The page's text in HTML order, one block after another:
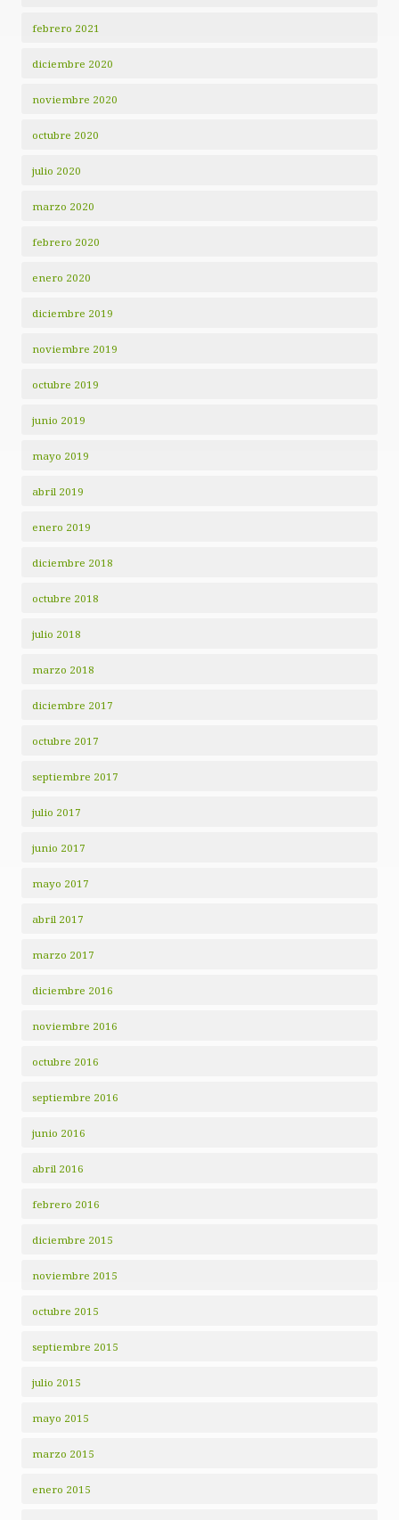
febrero 2021
diciembre 2020
noviembre 2020
octubre 2020
julio 2020
marzo 2020
febrero 2020
enero 2020
diciembre 2019
noviembre 2019
octubre 2019
junio 2019
mayo 2019
abril 2019
enero 2019
diciembre 2018
octubre 2018
julio 2018
marzo 2018
diciembre 2017
octubre 2017
septiembre 2017
julio 2017
junio 2017
mayo 2017
abril 2017
marzo 2017
diciembre 2016
noviembre 2016
octubre 2016
septiembre 2016
junio 2016
abril 2016
febrero 2016
diciembre 2015
noviembre 2015
octubre 2015
septiembre 2015
julio 2015
mayo 2015
marzo 2015
enero 2015